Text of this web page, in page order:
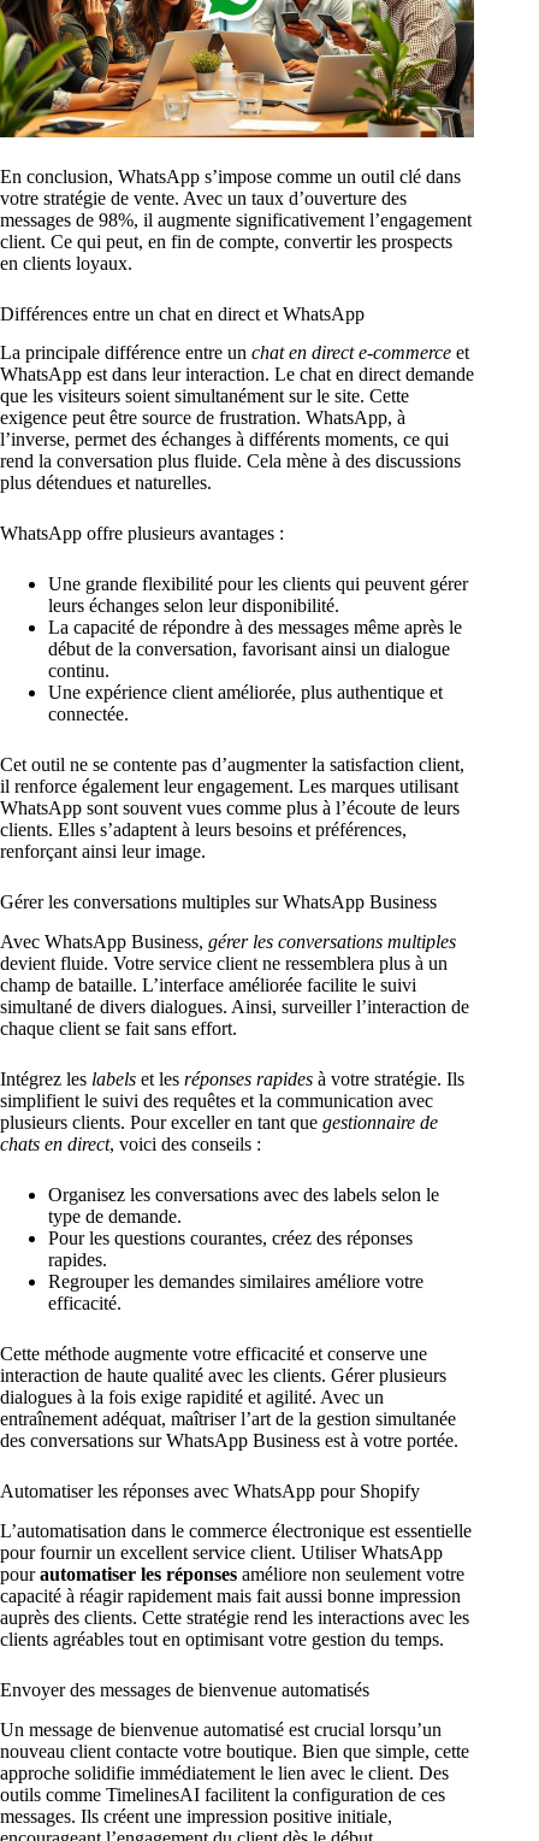
En conclusion, WhatsApp s’impose comme un outil clé dans
votre stratégie de vente. Avec un taux d’ouverture des
messages de 98%, il augmente significativement l’engagement
client. Ce qui peut, en fin de compte, convertir les prospects
en clients loyaux.
Différences entre un chat en direct et WhatsApp
La principale différence entre un chat en direct e-commerce et
WhatsApp est dans leur interaction. Le chat en direct demande
que les visiteurs soient simultanément sur le site. Cette
exigence peut être source de frustration. WhatsApp, à
l’inverse, permet des échanges à différents moments, ce qui
rend la conversation plus fluide. Cela mène à des discussions
plus détendues et naturelles.
WhatsApp offre plusieurs avantages :
Une grande flexibilité pour les clients qui peuvent gérer
leurs échanges selon leur disponibilité.
La capacité de répondre à des messages même après le
début de la conversation, favorisant ainsi un dialogue
continu.
Une expérience client améliorée, plus authentique et
connectée.
Cet outil ne se contente pas d’augmenter la satisfaction client,
il renforce également leur engagement. Les marques utilisant
WhatsApp sont souvent vues comme plus à l’écoute de leurs
clients. Elles s’adaptent à leurs besoins et préférences,
renforçant ainsi leur image.
Gérer les conversations multiples sur WhatsApp Business
Avec WhatsApp Business, gérer les conversations multiples
devient fluide. Votre service client ne ressemblera plus à un
champ de bataille. L’interface améliorée facilite le suivi
simultané de divers dialogues. Ainsi, surveiller l’interaction de
chaque client se fait sans effort.
Intégrez les labels et les réponses rapides à votre stratégie. Ils
simplifient le suivi des requêtes et la communication avec
plusieurs clients. Pour exceller en tant que gestionnaire de
chats en direct, voici des conseils :
Organisez les conversations avec des labels selon le
type de demande.
Pour les questions courantes, créez des réponses
rapides.
Regrouper les demandes similaires améliore votre
efficacité.
Cette méthode augmente votre efficacité et conserve une
interaction de haute qualité avec les clients. Gérer plusieurs
dialogues à la fois exige rapidité et agilité. Avec un
entraînement adéquat, maîtriser l’art de la gestion simultanée
des conversations sur WhatsApp Business est à votre portée.
Automatiser les réponses avec WhatsApp pour Shopify
L’automatisation dans le commerce électronique est essentielle
pour fournir un excellent service client. Utiliser WhatsApp
pourautomatiser les réponses améliore non seulement votre
capacité à réagir rapidement mais fait aussi bonne impression
auprès des clients. Cette stratégie rend les interactions avec les
clients agréables tout en optimisant votre gestion du temps.
Envoyer des messages de bienvenue automatisés
Un message de bienvenue automatisé est crucial lorsqu’un
nouveau client contacte votre boutique. Bien que simple, cette
approche solidifie immédiatement le lien avec le client. Des
outils comme TimelinesAI facilitent la configuration de ces
messages. Ils créent une impression positive initiale,